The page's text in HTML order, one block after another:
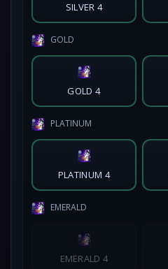
SILVER 4
GOLD
GOLD 4
PLATINUM
PLATINUM 4
EMERALD
EMERALD 4